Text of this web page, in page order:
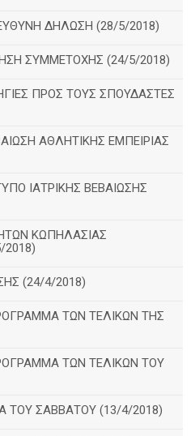
ΔΗΛΩΣΗ (28/5/2018)
ΣΥΜΜΕΤΟΧΗΣ (24/5/2018)
ΠΡΟΣ ΤΟΥΣ ΣΠΟΥΔΑΣΤΕΣ
ΑΘΛΗΤΙΚΗΣ ΕΜΠΕΙΡΙΑΣ
ΙΑΤΡΙΚΗΣ ΒΕΒΑΙΩΣΗΣ
ΚΩΠΗΛΑΣΙΑΣ
2018)
(24/4/2018)
ΤΩΝ ΤΕΛΙΚΩΝ ΤΗΣ
ΤΩΝ ΤΕΛΙΚΩΝ ΤΟΥ
ΣΑΒΒΑΤΟΥ (13/4/2018)